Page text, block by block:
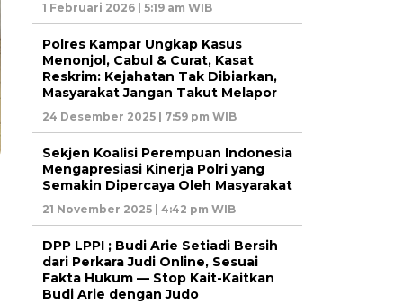
1 Februari 2026 | 5:19 am WIB
Polres Kampar Ungkap Kasus
Menonjol, Cabul & Curat, Kasat
Reskrim: Kejahatan Tak Dibiarkan,
Masyarakat Jangan Takut Melapor
24 Desember 2025 | 7:59 pm WIB
Sekjen Koalisi Perempuan Indonesia
Mengapresiasi Kinerja Polri yang
Semakin Dipercaya Oleh Masyarakat
21 November 2025 | 4:42 pm WIB
DPP LPPI ; Budi Arie Setiadi Bersih
dari Perkara Judi Online, Sesuai
Fakta Hukum — Stop Kait-Kaitkan
Budi Arie dengan Judo